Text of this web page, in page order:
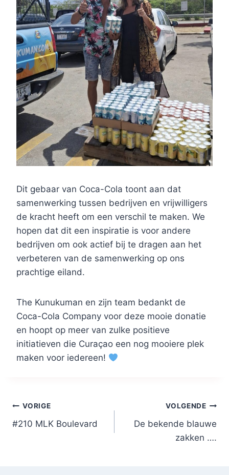
Dit gebaar van Coca-Cola toont aan dat
samenwerking tussen bedrijven en vrijwilligers
de kracht heeft om een verschil te maken. We
hopen dat dit een inspiratie is voor andere
bedrijven om ook actief bij te dragen aan het
verbeteren van de samenwerking op ons
prachtige eiland.
The Kunukuman en zijn team bedankt de
Coca-Cola Company voor deze mooie donatie
en hoopt op meer van zulke positieve
initiatieven die Curaçao een nog mooiere plek
maken voor iedereen!
Bericht
navigatie
VORIGE
#210 MLK Boulevard
VOLGENDE
De bekende blauwe
zakken ….